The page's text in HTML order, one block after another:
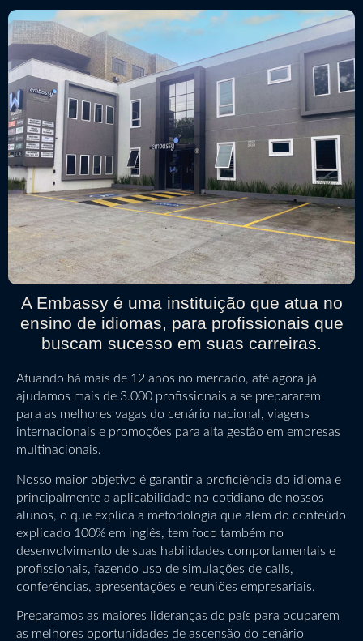
A Embassy é uma instituição que atua no
ensino de idiomas, para profissionais que
buscam sucesso em suas carreiras.
Atuando há mais de 12 anos no mercado, até agora já
ajudamos mais de 3.000 profissionais a se prepararem
para as melhores vagas do cenário nacional, viagens
internacionais e promoções para alta gestão em empresas
multinacionais.
Nosso maior objetivo é garantir a proficiência do idioma e
principalmente a aplicabilidade no cotidiano de nossos
alunos, o que explica a metodologia que além do conteúdo
explicado 100% em inglês, tem foco também no
desenvolvimento de suas habilidades comportamentais e
profissionais, fazendo uso de simulações de calls,
conferências, apresentações e reuniões empresariais.
Preparamos as maiores lideranças do país para ocuparem
as melhores oportunidades de ascensão do cenário